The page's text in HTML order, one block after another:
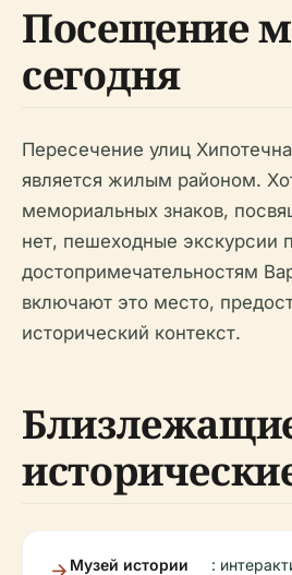
Посещение
сегодня
Пересечение улиц
является жилым районом.
мемориальных знаков,
нет, пешеходные экскурсии
достопримечательностям
включают это место,
исторический контекст.
Музей истории
: